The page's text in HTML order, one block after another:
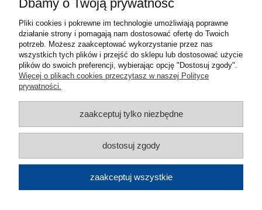
Płatności i dostawa
Informacje
O nas
Dbamy o Twoją prywatność
Pliki cookies i pokrewne im technologie umożliwiają poprawne
działanie strony i pomagają nam dostosować ofertę do Twoich
potrzeb. Możesz zaakceptować wykorzystanie przez nas
wszystkich tych plików i przejść do sklepu lub dostosować użycie
plików do swoich preferencji, wybierając opcję "Dostosuj zgody".
Więcej o plikach cookies przeczytasz w naszej Polityce
prywatności.
zaakceptuj tylko niezbędne
dostosuj zgody
zaakceptuj wszystkie